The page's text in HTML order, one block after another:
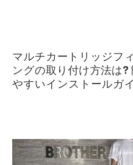
マルチカートリッジフ
ングの取り付け方法は?
やすいインストールガ